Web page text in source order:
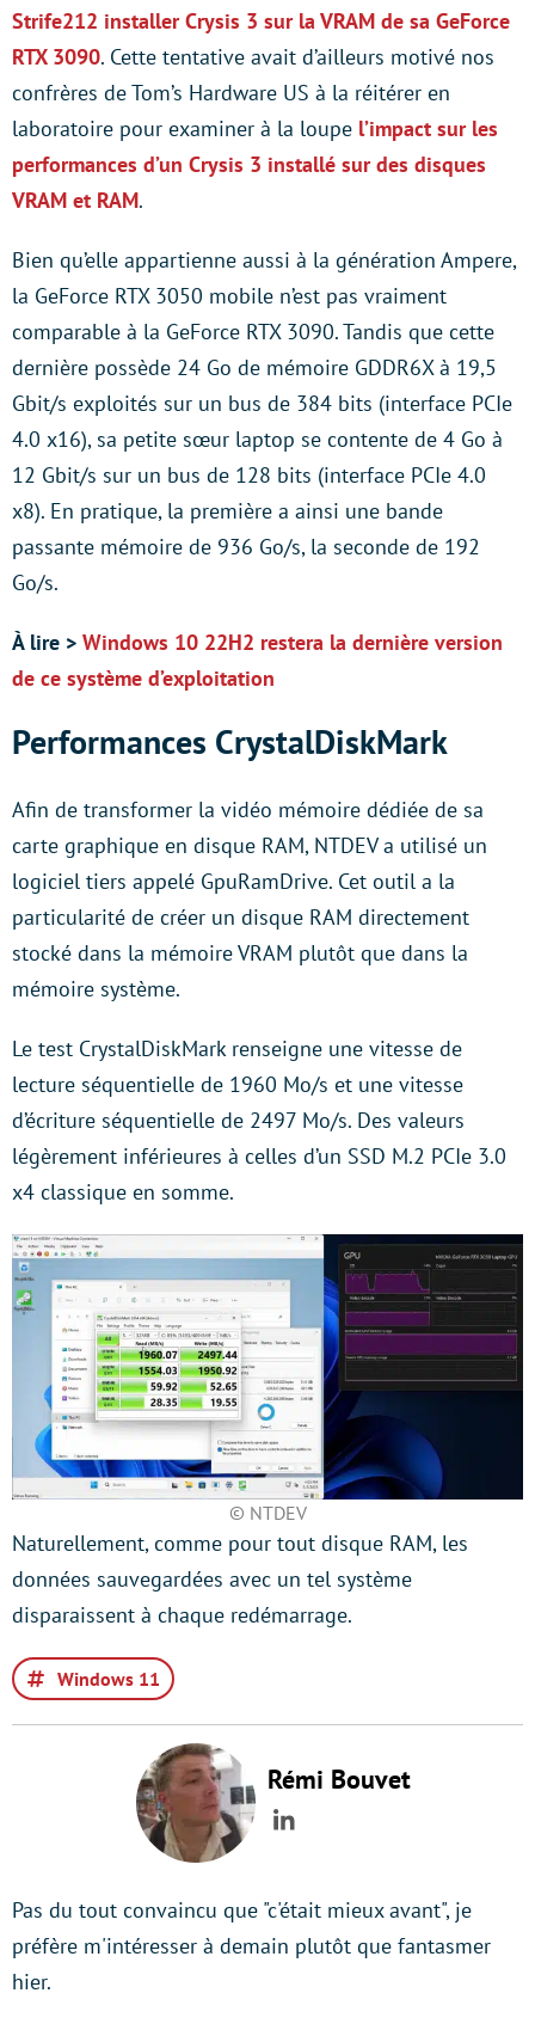
Strife212 installer Crysis 3 sur la VRAM de sa GeForce
RTX 3090. Cette tentative avait d’ailleurs motivé nos
confrères de Tom’s Hardware US à la réitérer en
laboratoire pour examiner à la loupe l’impact sur les
performances d’un Crysis 3 installé sur des disques
VRAM et RAM.
Bien qu’elle appartienne aussi à la génération Ampere,
la GeForce RTX 3050 mobile n’est pas vraiment
comparable à la GeForce RTX 3090. Tandis que cette
dernière possède 24 Go de mémoire GDDR6X à 19,5
Gbit/s exploités sur un bus de 384 bits (interface PCIe
4.0 x16), sa petite sœur laptop se contente de 4 Go à
12 Gbit/s sur un bus de 128 bits (interface PCIe 4.0
x8). En pratique, la première a ainsi une bande
passante mémoire de 936 Go/s, la seconde de 192
Go/s.
À lire > Windows 10 22H2 restera la dernière version
de ce système d’exploitation
Performances CrystalDiskMark
Afin de transformer la vidéo mémoire dédiée de sa
carte graphique en disque RAM, NTDEV a utilisé un
logiciel tiers appelé GpuRamDrive. Cet outil a la
particularité de créer un disque RAM directement
stocké dans la mémoire VRAM plutôt que dans la
mémoire système.
Le test CrystalDiskMark renseigne une vitesse de
lecture séquentielle de 1960 Mo/s et une vitesse
d’écriture séquentielle de 2497 Mo/s. Des valeurs
légèrement inférieures à celles d’un SSD M.2 PCIe 3.0
x4 classique en somme.
© NTDEV
Naturellement, comme pour tout disque RAM, les
données sauvegardées avec un tel système
disparaissent à chaque redémarrage.
Windows 11
Rémi Bouvet
LinkedIn
Pas du tout convaincu que "c'était mieux avant", je
préfère m'intéresser à demain plutôt que fantasmer
hier.